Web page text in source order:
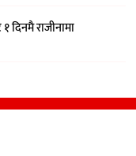
दिनमै राजीनामा